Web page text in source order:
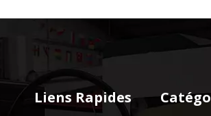
Liens Rapides